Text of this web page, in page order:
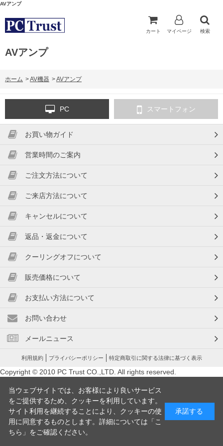
AVアンプ
カート マイページ 検索
AVアンプ
ホーム >AV機器 >AVアンプ
PC スマートフォン
お買い物ガイド
営業時間のご案内
ご注文方法について
ご来店方法について
キャンセルについて
返品・返金について
クーリングオフについて
販売価格について
お支払い方法について
お問い合わせ
メールニュース
利用規約 プライバシーポリシー 特定商取引に関する法律に基づく表示
Copyright © 2010 PC Trust CO.,LTD. All rights reserved.
当ウェブサイトでは、お客様により良いサービス
をご提供するため、クッキーを利用しています。
サイト利用を継続することにより、クッキーの使
用に同意するものとします。詳細については「 こ
ちら 」をご確認ください。
承諾する